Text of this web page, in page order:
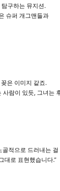
구하는 뮤지션.
슈퍼 개그맨들과
은 이미지 같죠.
람이 있듯, 그녀는
적으로 드러내는
대로 표현했습니다.”